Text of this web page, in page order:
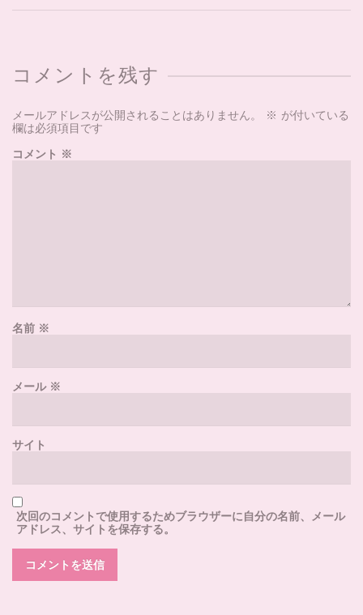
コメントを残す
メールアドレスが公開されることはありません。 ※ が付いている
欄は必須項目です
コメント ※
名前 ※
メール※
サイト
次回のコメントで使用するためブラウザーに自分の名前、メール
アドレス、サイトを保存する。